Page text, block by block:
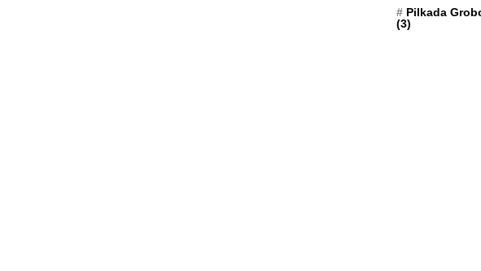
Pilkada
(3)